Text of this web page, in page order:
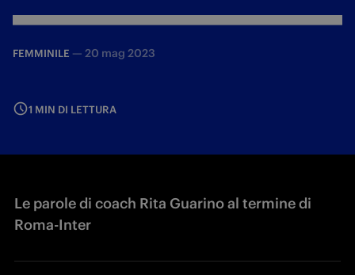
FEMMINILE — 20 mag 2023
1 MIN DI LETTURA
Le parole di coach Rita Guarino al termine di
Roma-Inter